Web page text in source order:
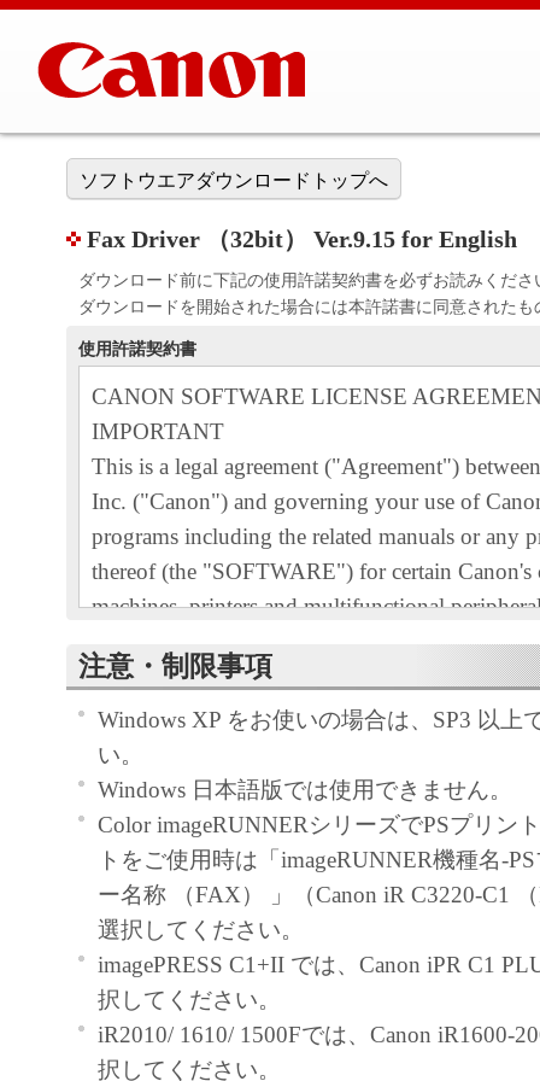
ソフトウエアダウンロードトップへ
Fax Driver （32bit） Ver.9.15 for English
ダウンロード前に下記の使用許諾契約書を必ずお読みくださ
ダウンロードを開始された場合には本許諾書に同意された
使用許諾契約書
CANON SOFTWARE LICENSE
IMPORTANT
This is a legal agreement ("Agreement")
Inc. ("Canon") and governing your use of
programs including the related manuals or any
thereof (the "SOFTWARE") for certain Canon's
machines, printers and multifunctional
READ CAREFULLY AND UNDERSTAND
RIGHTS AND RESTRICTIONS
AGREEMENT BEFORE INSTALLING THE
CLICKING THE BUTTON INDICATING
ACCEPTANCE AS STATED BELOW OR
SOFTWARE, YOU AGREE TO BE BOUND
AND CONDITIONS OF THIS
NOT AGREE TO THE FOLLOWING
CONDITIONS OF THIS AGREEMENT, DO
SOFTWARE.
1. GRANT OF LICENSE
Canon grants you a personal, limited and non-
注意・制限事項
Windows XP をお使いの場合は、SP3 以上
い。
Windows 日本語版では使用できません。
Color imageRUNNERシリーズでPSプリン
トをご使用時は「imageRUNNER機種名-
ー名称 （FAX） 」（Canon iR C3220-C1
選択してください。
imagePRESS C1+II では、Canon iPR C1
択してください。
iR2010/ 1610/ 1500Fでは、Canon iR1600-
択してください。